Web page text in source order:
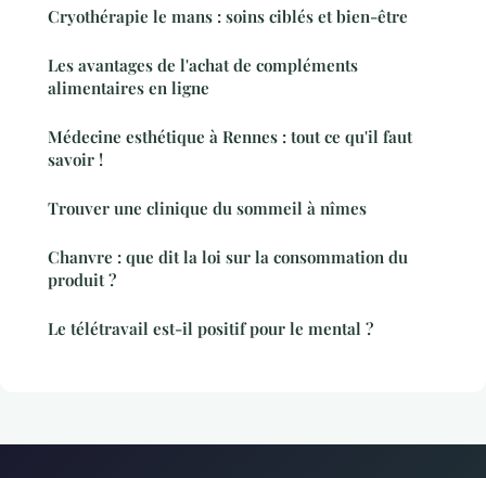
Cryothérapie le mans : soins ciblés et bien-être
Les avantages de l'achat de compléments
alimentaires en ligne
Médecine esthétique à Rennes : tout ce qu'il faut
savoir !
Trouver une clinique du sommeil à nîmes
Chanvre : que dit la loi sur la consommation du
produit ?
Le télétravail est-il positif pour le mental ?